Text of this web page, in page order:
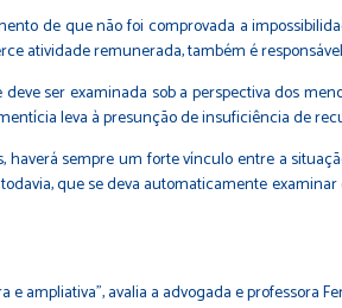
de que não foi comprovada a
atividade remunerada, também é
ser examinada sob a perspectiva dos
leva à presunção de insuficiência de
sempre um forte vínculo entre a
que se deva automaticamente
ampliativa”, avalia a advogada e professora